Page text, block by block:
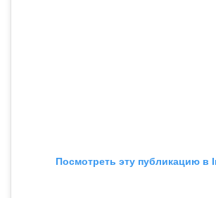
Посмотреть эту публикацию в